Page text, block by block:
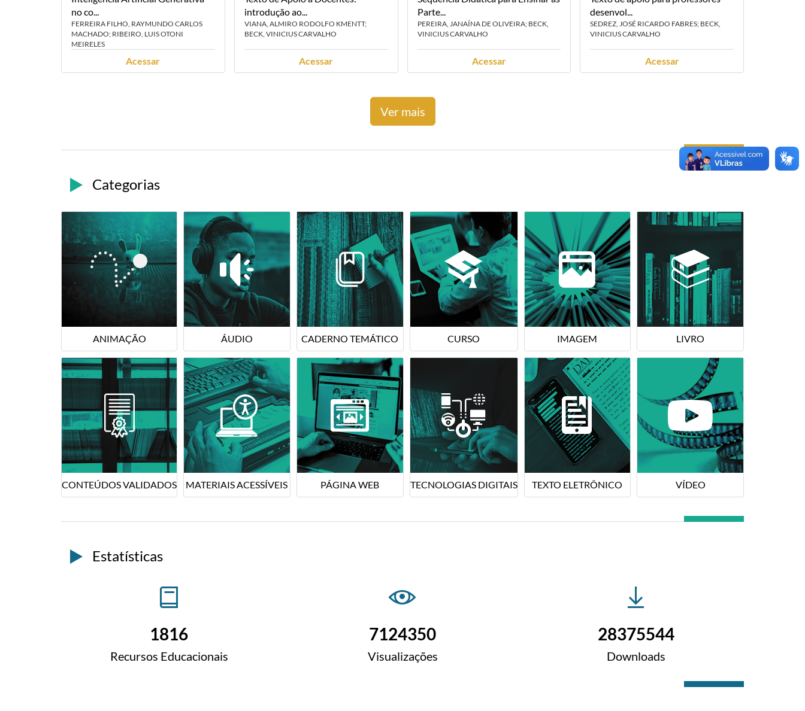
no co...
FERREIRA FILHO, RAYMUNDO CARLOS
MACHADO; RIBEIRO, LUIS OTONI
MEIRELES
Acessar
introdução ao...
VIANA, ALMIRO RODOLFO KMENTT;
BECK, VINICIUS CARVALHO
Acessar
Parte...
PEREIRA, JANAÍNA DE OLIVEIRA; BECK,
VINICIUS CARVALHO
Acessar
desenvol...
SEDREZ, JOSÉ RICARDO FABRES; BECK,
VINICIUS CARVALHO
Acessar
Ver mais
Categorias
ANIMAÇÃO ÁUDIO CADERNO TEMÁTICO CURSO IMAGEM LIVRO
CONTEÚDOS VALIDADOS MATERIAIS ACESSÍVEIS PÁGINA WEB TECNOLOGIAS DIGITAIS TEXTO ELETRÔNICO VÍDEO
Estatísticas
1816
Recursos Educacionais
7124350
Visualizações
28375544
Downloads